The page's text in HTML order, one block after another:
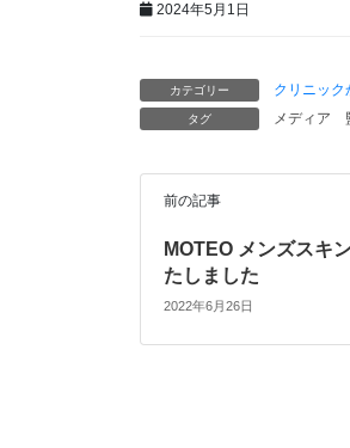
2024年5月1日
カテゴリー クリニック
タグ メディア
前の記事
MOTEO メンズスキ
たしました
2022年6月26日